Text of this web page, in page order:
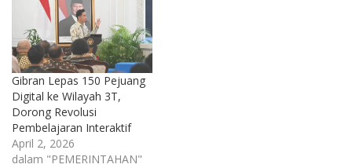
Gibran Lepas 150 Pejuang
Digital ke Wilayah 3T,
Dorong Revolusi
Pembelajaran Interaktif
April 2, 2026
dalam "PEMERINTAHAN"